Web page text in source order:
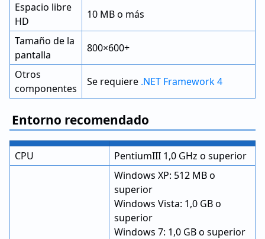
Espacio libre
HD
10 MB o más
Tamaño de la
pantalla
800×600+
Otros
componentes
Se requiere .NET Framework 4
Entorno recomendado
CPU PentiumIII 1,0 GHz o superior
Windows XP: 512 MB o
superior
Windows Vista: 1,0 GB o
superior
Windows 7: 1,0 GB o superior